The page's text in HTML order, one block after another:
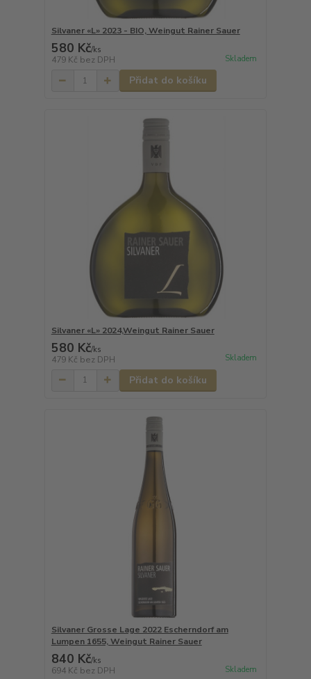
Silvaner «L» 2023 - BIO, Weingut Rainer Sauer
580 Kč/ks
479 Kč bez DPH Skladem
Přidat do košíku
Silvaner «L» 2024,Weingut Rainer Sauer
580 Kč/ks
479 Kč bez DPH Skladem
Přidat do košíku
Silvaner Grosse Lage 2022 Escherndorf am
Lumpen 1655, Weingut Rainer Sauer
840 Kč/ks
694 Kč bez DPH Skladem